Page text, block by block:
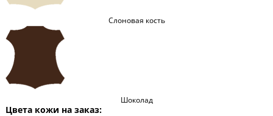
Слоновая кость
Шоколад
Цвета кожи на заказ: